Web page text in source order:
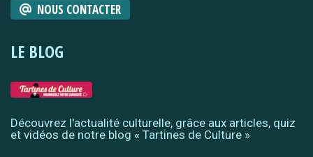
NOUS CONTACTER
LE BLOG
Découvrez l'actualité culturelle, grâce aux articles, quiz
et vidéos de notre blog « Tartines de Culture »